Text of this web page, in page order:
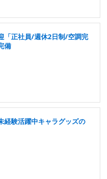
「正社員/週休2日制/空調完
備
経験活躍中キャラグッズの